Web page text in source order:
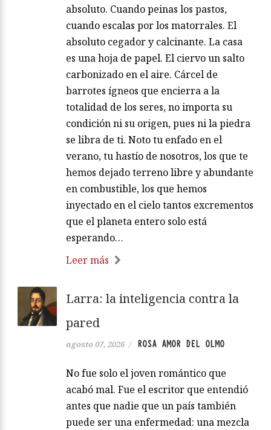
absoluto. Cuando peinas los pastos,
cuando escalas por los matorrales. El
absoluto cegador y calcinante. La casa
es una hoja de papel. El ciervo un salto
carbonizado en el aire. Cárcel de
barrotes ígneos que encierra a la
totalidad de los seres, no importa su
condición ni su origen, pues ni la piedra
se libra de ti. Noto tu enfado en el
verano, tu hastío de nosotros, los que te
hemos dejado terreno libre y abundante
en combustible, los que hemos
inyectado en el cielo tantos excrementos
que el planeta entero solo está
esperando…
Leer más
Larra: la inteligencia contra la
pared
agosto 07, 2026 / ROSA AMOR DEL OLMO
No fue solo el joven romántico que
acabó mal. Fue el escritor que entendió
antes que nadie que un país también
puede ser una enfermedad: una mezcla